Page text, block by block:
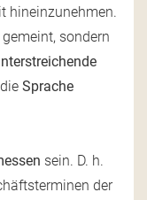
hineinzunehmen.
sondern
Sprache
sein. D. h.
der